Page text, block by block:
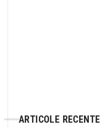
ARTICOLE RECENTE